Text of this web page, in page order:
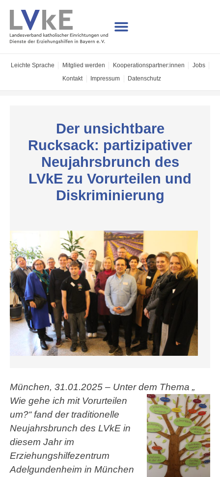
Leichte Sprache Mitglied werden Kooperations­partner:innen Jobs
Kontakt Impressum Datenschutz
Der unsichtbare
Rucksack: partizipativer
Neujahrsbrunch des
LVkE zu Vorurteilen und
Diskriminierung
München, 31.01.2025 – Unter dem Thema „
Wie gehe ich mit Vorurteilen
um?“ fand der traditionelle
Neujahrsbrunch des LVkE in
diesem Jahr im
Erziehungshilfezentrum
Adelgundenheim in München